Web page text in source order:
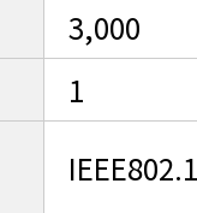
3,000
1